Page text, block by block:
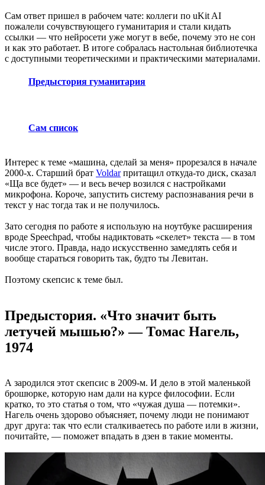
Сам ответ пришел в рабочем чате: коллеги по uKit AI
пожалели сочувствующего гуманитария и стали кидать
ссылки — что нейросети уже могут в вебе, почему это не сон
и как это работает. В итоге собралась настольная библиотечка
с доступными теоретическими и практическими материалами.
Предыстория гуманитария
Сам список
Интерес к теме «машина, сделай за меня» прорезался в начале
2000-х. Старший брат Voldarпритащил откуда-то диск, сказал
«Ща все будет» — и весь вечер возился с настройками
микрофона. Короче, запустить систему распознавания речи в
текст у нас тогда так и не получилось.
Зато сегодня по работе я использую на ноутбуке расширения
вроде Speechpad, чтобы надиктовать «скелет» текста — в том
числе этого. Правда, надо искусственно замедлять себя и
вообще стараться говорить так, будто ты Левитан.
Поэтому скепсис к теме был.
Предыстория. «Что значит быть
летучей мышью?» — Томас Нагель,
1974
А зародился этот скепсис в 2009-м. И дело в этой маленькой
брошюрке, которую нам дали на курсе философии. Если
кратко, то это статья о том, что «чужая душа — потемки».
Нагель очень здорово объясняет, почему люди не понимают
друг друга: так что если сталкиваетесь по работе или в жизни,
почитайте, — поможет впадать в дзен в такие моменты.